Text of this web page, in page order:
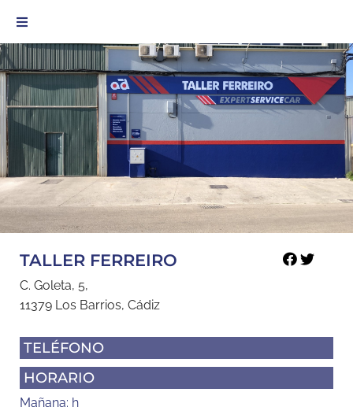
TALLER FERREIRO
C. Goleta, 5,
11379 Los Barrios, Cádiz
TELÉFONO
HORARIO
Mañana: h